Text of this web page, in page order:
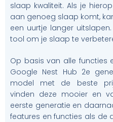
slaap kwaliteit. Als je
aan genoeg slaap komt,
een uurtje langer
tool om je slaap te
Op basis van alle functies
Google Nest Hub 2e
model met de beste
vinden deze mooier en
eerste generatie en
features en functies als de